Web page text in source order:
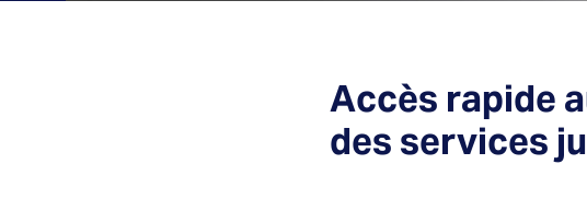
Accès rapide
des services